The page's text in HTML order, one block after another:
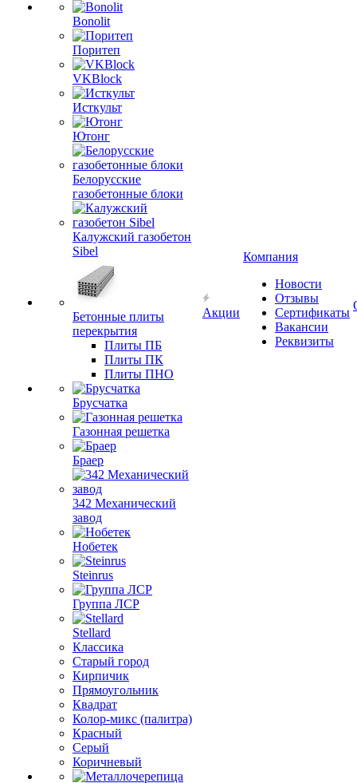
Bonolit
Поритеп
VKBlock
Исткульт
Ютонг
Белорусские
газобетонные блоки
Калужский газобетон
Sibel
Бетонные плиты
перекрытия
Плиты ПБ
Плиты ПК
Плиты ПНО
Брусчатка
Газонная решетка
Браер
342 Механический
завод
Нобетек
Steinrus
Группа ЛСР
Stellard
Классика
Старый город
Кирпичик
Прямоугольник
Квадрат
Колор-микс (палитра)
Красный
Серый
Коричневый
Акции
Компания
Новости
Отзывы
Сертификаты
Вакансии
Реквизиты